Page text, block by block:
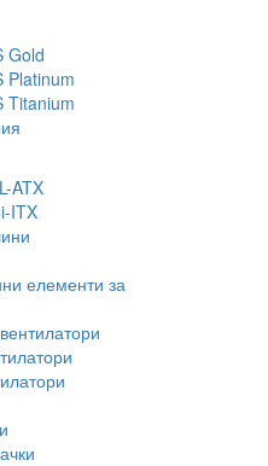
Gold
Platinum
Titanium
ATX
ITX
елементи за